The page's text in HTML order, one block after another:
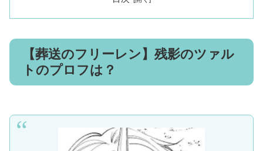
【葬送のフリーレン】残影のツァル
トのプロフは？